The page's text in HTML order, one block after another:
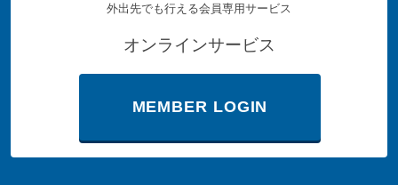
外出先でも行える会員専用サービス
オンラインサービス
MEMBER LOGIN